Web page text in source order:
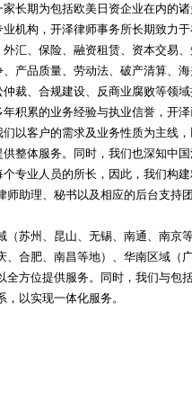
家长期为包括欧美日资企业在内的
业机构，开泽律师事务所长期致力于
外汇、保险、融资租赁、资本交易
、产品质量、劳动法、破产清算、
仲裁、合规建设、反商业腐败等领
年积累的业务经验与执业信誉，开
们以客户的需求及业务性质为主线
供整体服务。同时，我们也深知中
个专业人员的所长，因此，我们构
助理、秘书以及相应的后台支持
苏州、昆山、无锡、南通、南京
合肥、南昌等地）、华南区域（
方位提供服务。同时，我们与包
以实现一体化服务。